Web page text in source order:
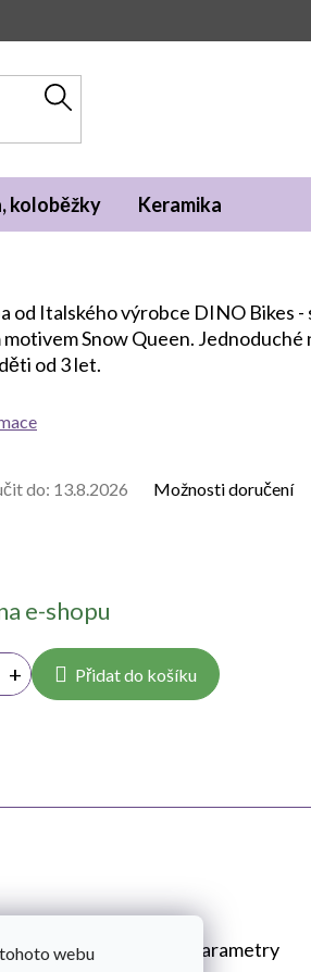
webu
koloběžky Keramika
e-shopu
do: 13.8.2026 Možnosti doručení
Přidat do košíku
od Italského výrobce DINO Bikes -
Snow Queen. Jednoduché
od 3 let.
Doplňkové parametry